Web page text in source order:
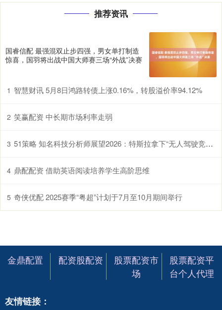
推荐资讯
国睿信配 最强混双止步四强，男女单打制造
惊喜，国羽将出战中国大师赛三场“外战”决赛
1 智慧财讯 5月8日鸿路转债上涨0.16%，转股溢价率94.12%
2 笑赢配资 中长期市场利率走弱
3 51策略 知名科技分析师展望2026：特斯拉拿下“无人驾驶竞赛” 苹果在AI赛道突围！
4 鼎配配资 借助英语阅读培养学生高阶思维
5 奇侠优配 2025赛季“粤超”计划于7月至10月期间举行
金鼎配置 配资股配资
股票配资市
场
股票配资平
台个人代理
友情链接：